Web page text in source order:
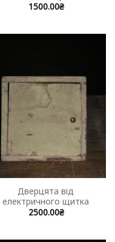
1500.00₴
Дверцята від
електричного щитка
2500.00₴